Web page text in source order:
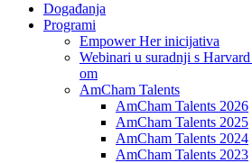
Događanja
Programi
Empower Her inicijativa
Webinari u suradnji s
om
AmCham Talents
AmCham Talents 2026
AmCham Talents 2025
AmCham Talents 2024
AmCham Talents 2023